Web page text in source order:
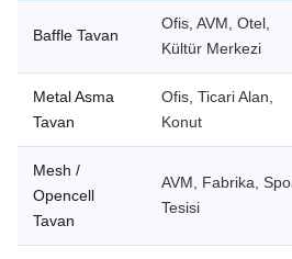
Baffle Tavan
Ofis, AVM, Otel,
Kültür Merkezi
Metal Asma
Tavan
Ofis, Ticari Alan,
Konut
Mesh /
Opencell
Tavan
AVM, Fabrika,
Tesisi